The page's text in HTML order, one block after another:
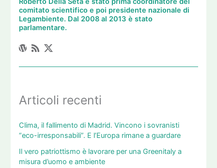
comitato scientifico e poi presidente nazionale di
Legambiente. Dal 2008 al 2013 è stato
parlamentare.
Articoli recenti
Clima, il fallimento di Madrid. Vincono i sovranisti
“eco-irresponsabili”. E l’Europa rimane a guardare
Il vero patriottismo è lavorare per una Greenitaly a
misura d’uomo e ambiente